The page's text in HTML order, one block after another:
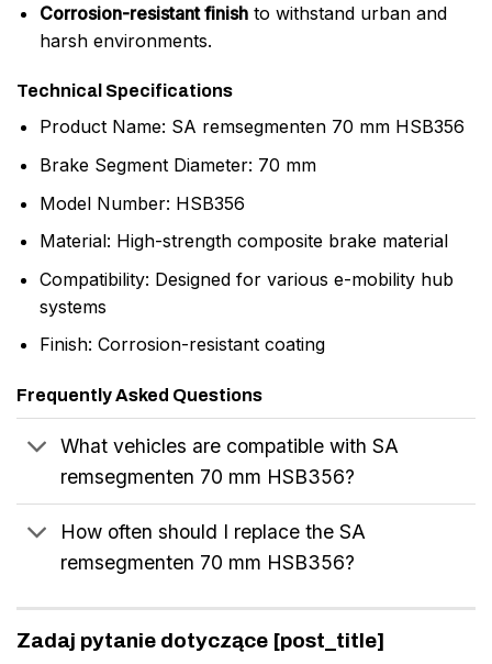
Corrosion-resistant finishto withstand urban and
harsh environments.
Technical Specifications
Product Name: SA remsegmenten 70 mm HSB356
Brake Segment Diameter: 70 mm
Model Number: HSB356
Material: High-strength composite brake material
Compatibility: Designed for various e-mobility hub
systems
Finish: Corrosion-resistant coating
Frequently Asked Questions
What vehicles are compatible with SA
remsegmenten 70 mm HSB356?
How often should I replace the SA
remsegmenten 70 mm HSB356?
Zadaj pytanie dotyczące [post_title]